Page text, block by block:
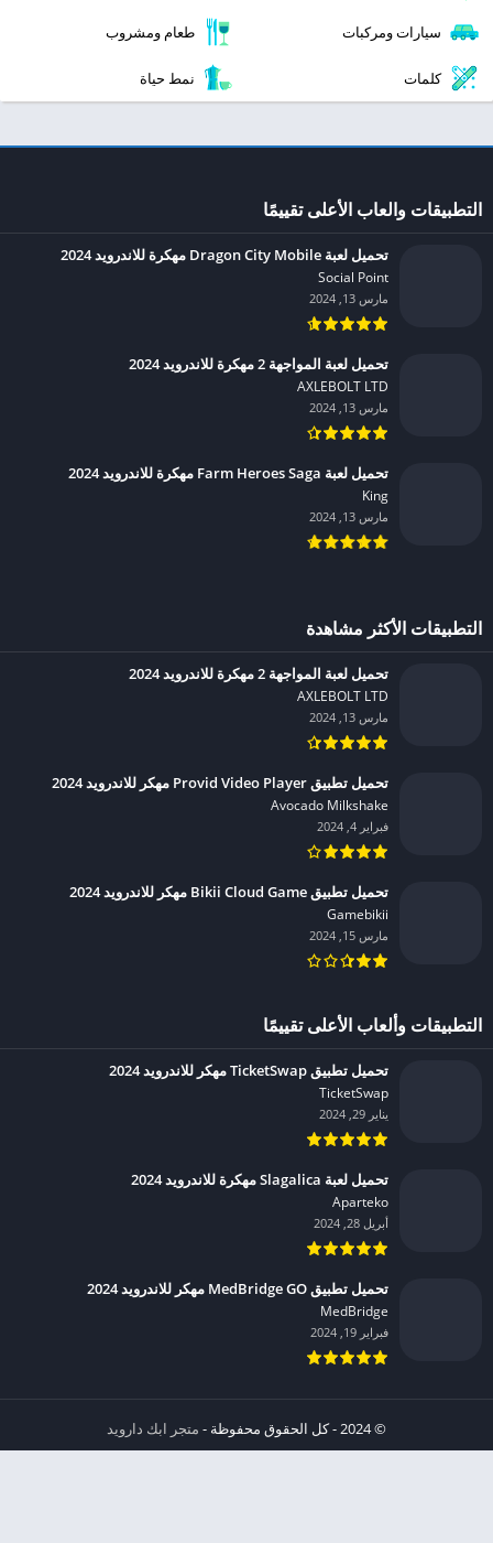
سيارات ومركبات طعام ومشروب
كلمات نمط حياة
التطبيقات والعاب الأعلى تقييمًا
تحميل لعبة Dragon City Mobile مهكرة للاندرويد 2024
Social Point‏
مارس 13, 2024
تحميل لعبة المواجهة 2 مهكرة للاندرويد 2024
AXLEBOLT LTD‏
مارس 13, 2024
تحميل لعبة Farm Heroes Saga مهكرة للاندرويد 2024
King‏
مارس 13, 2024
التطبيقات الأكثر مشاهدة
تحميل لعبة المواجهة 2 مهكرة للاندرويد 2024
AXLEBOLT LTD‏
مارس 13, 2024
تحميل تطبيق Provid Video Player مهكر للاندرويد 2024
Avocado Milkshake‏
فبراير 4, 2024
تحميل تطبيق Bikii Cloud Game مهكر للاندرويد 2024
Gamebikii‏
مارس 15, 2024
التطبيقات وألعاب الأعلى تقييمًا
تحميل تطبيق TicketSwap مهكر للاندرويد 2024
TicketSwap‏
يناير 29, 2024
تحميل لعبة Slagalica مهكرة للاندرويد 2024
Aparteko‏
أبريل 28, 2024
تحميل تطبيق MedBridge GO مهكر للاندرويد 2024
MedBridge‏
فبراير 19, 2024
© 2024 - كل الحقوق محفوظة -
متجر ابك دارويد